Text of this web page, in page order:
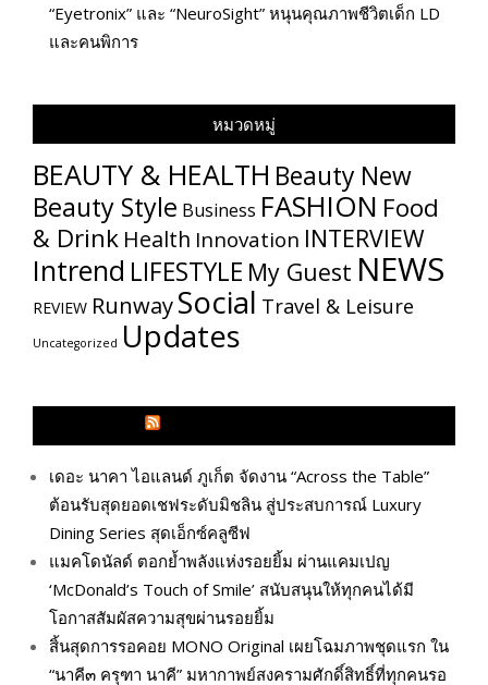
“Eyetronix” และ “NeuroSight” หนุนคุณภาพชีวิตเด็ก LD
และคนพิการ
หมวดหมู่
BEAUTY & HEALTH Beauty New
Beauty Style Business FASHION Food
& Drink Health Innovation INTERVIEW
Intrend LIFESTYLE My​ Guest NEWS
REVIEW RunwaySocial Travel & Leisure
Uncategorized Updates
เดอะ นาคา ไอแลนด์ ภูเก็ต จัดงาน “Across the Table”
ต้อนรับสุดยอดเชฟระดับมิชลิน สู่ประสบการณ์ Luxury
Dining Series สุดเอ็กซ์คลูซีฟ
แมคโดนัลด์ ตอกย้ำพลังแห่งรอยยิ้ม ผ่านแคมเปญ
‘McDonald’s Touch of Smile’ สนับสนุนให้ทุกคนได้มี
โอกาสสัมผัสความสุขผ่านรอยยิ้ม
สิ้นสุดการรอคอย MONO Original เผยโฉมภาพชุดแรก ใน
“นาคี๓ ครุฑา นาคี” มหากาพย์สงครามศักดิ์สิทธิ์ที่ทุกคนรอ